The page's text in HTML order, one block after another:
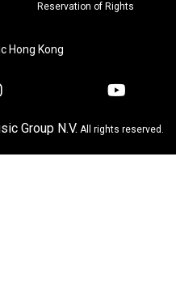
Reservation of Rights
Hong Kong
Group N.V. All rights reserved.